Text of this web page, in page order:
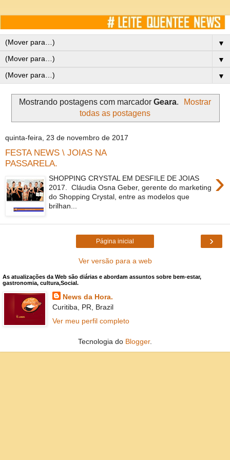
▼
▼
▼
Mostrando postagens com marcador Geara.
Mostrar
todas as postagens
quinta-feira, 23 de novembro de 2017
FESTA NEWS \ JOIAS NA
PASSARELA.
›
SHOPPING CRYSTAL EM DESFILE DE JOIAS
2017. Cláudia Osna Geber, gerente do marketing
do Shopping Crystal, entre as modelos que
brilhan...
›
Página inicial
Ver versão para a web
As atualizações da Web são diárias e abordam assuntos sobre bem-estar,
gastronomia, cultura,Social.
News da Hora.
Curitiba, PR, Brazil
Ver meu perfil completo
Tecnologia do Blogger.